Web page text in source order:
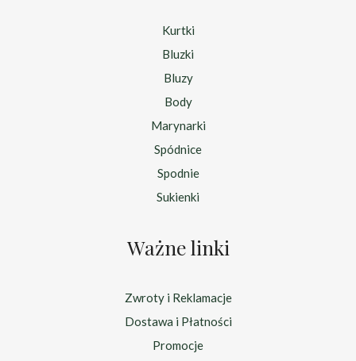
Kurtki
Bluzki
Bluzy
Body
Marynarki
Spódnice
Spodnie
Sukienki
Ważne linki
Zwroty i Reklamacje
Dostawa i Płatności
Promocje